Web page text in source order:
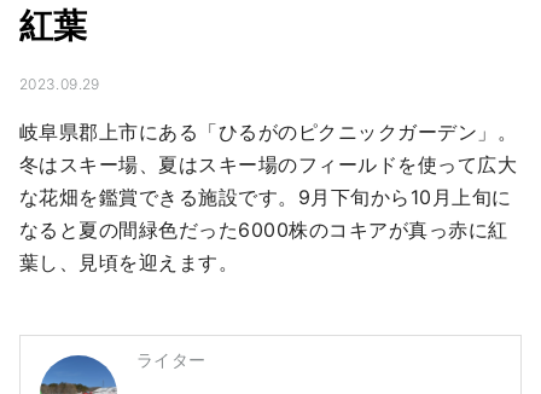
紅葉
2023.09.29
岐阜県郡上市にある「ひるがのピクニックガーデン」。
冬はスキー場、夏はスキー場のフィールドを使って広大
な花畑を鑑賞できる施設です。9月下旬から10月上旬に
なると夏の間緑色だった6000株のコキアが真っ赤に紅
葉し、見頃を迎えます。
ライター